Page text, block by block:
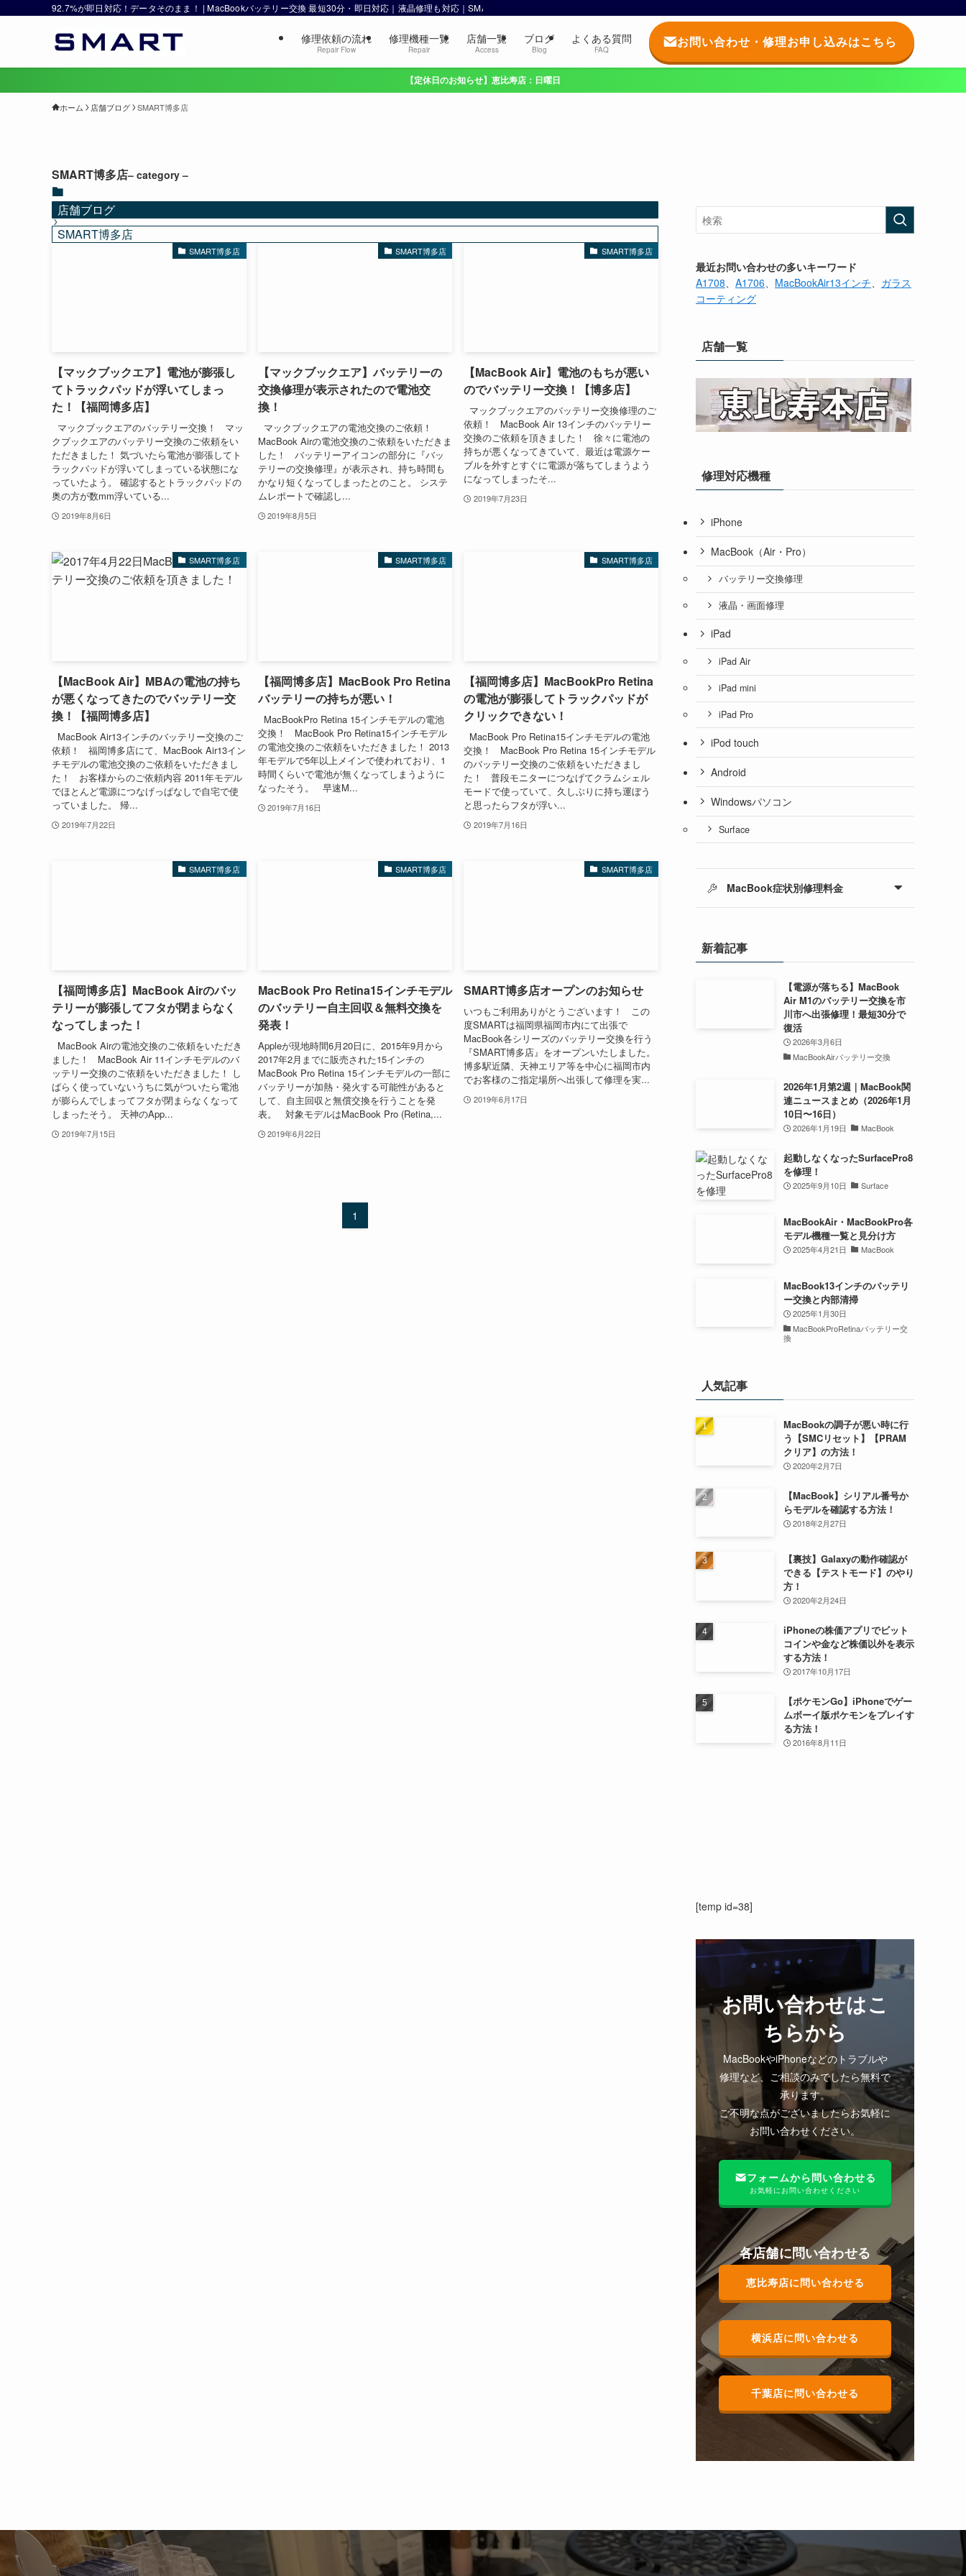
92.7%が即日対応！データそのまま！ | MacBookバッテリー交換 最短30分・即日対応｜液晶修理も対応｜SMART 恵比寿・渋谷
修理依頼の流れ
Repair Flow
修理機種一覧
Repair
店舗一覧
Access
ブログ
Blog
よくある質問
FAQ お問い合わせ・修理お申し込みはこちら
【定休日のお知らせ】恵比寿店：日曜日
ホーム 店舗ブログ SMART博多店
SMART博多店– category –
店舗ブログ
SMART博多店
SMART博多店
【マックブックエア】電池が膨張し
てトラックパッドが浮いてしまっ
た！【福岡博多店】
マックブックエアのバッテリー交換！ マッ
クブックエアのバッテリー交換のご依頼をい
ただきました！ 気づいたら電池が膨張してト
ラックパッドが浮いてしまっている状態にな
っていたよう。 確認するとトラックパッドの
奥の方が数mm浮いている...
2019年8月6日
SMART博多店
【マックブックエア】バッテリーの
交換修理が表示されたので電池交
換！
マックブックエアの電池交換のご依頼！
MacBook Airの電池交換のご依頼をいただきま
した！ バッテリーアイコンの部分に『バッ
テリーの交換修理』が表示され、持ち時間も
かなり短くなってしまったとのこと。 システ
ムレポートで確認し...
2019年8月5日
SMART博多店
【MacBook Air】電池のもちが悪い
のでバッテリー交換！【博多店】
マックブックエアのバッテリー交換修理のご
依頼！ MacBook Air 13インチのバッテリー
交換のご依頼を頂きました！ 徐々に電池の
持ちが悪くなってきていて、最近は電源ケー
ブルを外すとすぐに電源が落ちてしまうよう
になってしまったそ...
2019年7月23日
SMART博多店
【MacBook Air】MBAの電池の持ち
が悪くなってきたのでバッテリー交
換！【福岡博多店】
MacBook Air13インチのバッテリー交換のご
依頼！ 福岡博多店にて、MacBook Air13イン
チモデルの電池交換のご依頼をいただきまし
た！ お客様からのご依頼内容 2011年モデル
でほとんど電源につなげっぱなしで自宅で使
っていました。 帰...
2019年7月22日
SMART博多店
【福岡博多店】MacBook Pro Retina
バッテリーの持ちが悪い！
MacBookPro Retina 15インチモデルの電池
交換！ MacBook Pro Retina15インチモデル
の電池交換のご依頼をいただきました！ 2013
年モデルで5年以上メインで使われており、1
時間くらいで電池が無くなってしまうように
なったそう。 早速M...
2019年7月16日
SMART博多店
【福岡博多店】MacBookPro Retina
の電池が膨張してトラックパッドが
クリックできない！
MacBook Pro Retina15インチモデルの電池
交換！ MacBook Pro Retina 15インチモデル
のバッテリー交換のご依頼をいただきまし
た！ 普段モニターにつなげてクラムシェル
モードで使っていて、久しぶりに持ち運ぼう
と思ったらフタが浮い...
2019年7月16日
SMART博多店
【福岡博多店】MacBook Airのバッ
テリーが膨張してフタが閉まらなく
なってしまった！
MacBook Airの電池交換のご依頼をいただき
ました！ MacBook Air 11インチモデルのバ
ッテリー交換のご依頼をいただきました！ し
ばらく使っていないうちに気がついたら電池
が膨らんでしまってフタが閉まらなくなって
しまったそう。 天神のApp...
2019年7月15日
SMART博多店
MacBook Pro Retina15インチモデル
のバッテリー自主回収＆無料交換を
発表！
Appleが現地時間6月20日に、2015年9月から
2017年2月までに販売された15インチの
MacBook Pro Retina 15インチモデルの一部に
バッテリーが加熱・発火する可能性があると
して、自主回収と無償交換を行うことを発
表。 対象モデルはMacBook Pro (Retina,...
2019年6月22日
SMART博多店
SMART博多店オープンのお知らせ
いつもご利用ありがとうございます！ この
度SMARTは福岡県福岡市内にて出張で
MacBook各シリーズのバッテリー交換を行う
『SMART博多店』をオープンいたしました。
博多駅近隣、天神エリア等を中心に福岡市内
でお客様のご指定場所へ出張して修理を実...
2019年6月17日
1
最近お問い合わせの多いキーワード
A1708、 A1706、 MacBookAir13インチ、 ガラス
コーティング
店舗一覧
修理対応機種
iPhone
MacBook（Air・Pro）
バッテリー交換修理
液晶・画面修理
iPad
iPad Air
iPad mini
iPad Pro
iPod touch
Android
Windowsパソコン
Surface
MacBook症状別修理料金
新着記事
【電源が落ちる】MacBook
Air M1のバッテリー交換を市
川市へ出張修理！最短30分で
復活
2026年3月6日
MacBookAirバッテリー交換
2026年1月第2週｜MacBook関
連ニュースまとめ（2026年1月
10日〜16日）
2026年1月19日 MacBook
起動しなくなったSurfacePro8
を修理！
2025年9月10日 Surface
MacBookAir・MacBookPro各
モデル機種一覧と見分け方
2025年4月21日 MacBook
MacBook13インチのバッテリ
ー交換と内部清掃
2025年1月30日
MacBookProRetinaバッテリー交
換
人気記事
MacBookの調子が悪い時に行
う【SMCリセット】【PRAM
クリア】の方法！
2020年2月7日
【MacBook】シリアル番号か
らモデルを確認する方法！
2018年2月27日
【裏技】Galaxyの動作確認が
できる【テストモード】のやり
方！
2020年2月24日
iPhoneの株価アプリでビット
コインや金など株価以外を表示
する方法！
2017年10月17日
【ポケモンGo】iPhoneでゲー
ムボーイ版ポケモンをプレイす
る方法！
2016年8月11日
[temp id=38]
お問い合わせはこ
ちらから
MacBookやiPhoneなどのトラブルや
修理など、ご相談のみでしたら無料で
承ります。
ご不明な点がございましたらお気軽に
お問い合わせください。
フォームから問い合わせる
お気軽にお問い合わせください
各店舗に問い合わせる
恵比寿店に問い合わせる
横浜店に問い合わせる
千葉店に問い合わせる